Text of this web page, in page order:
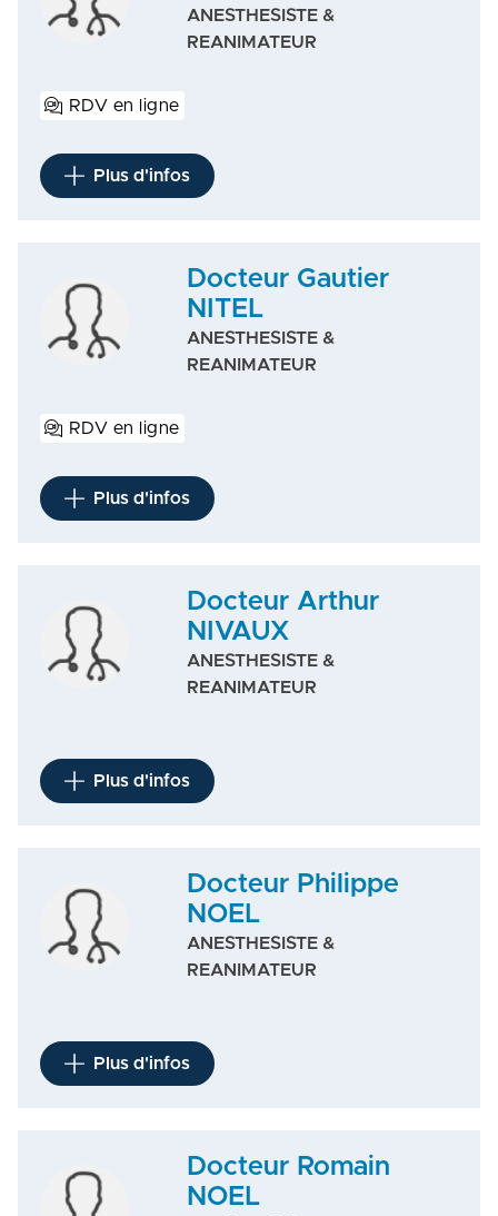
ANESTHESISTE &
REANIMATEUR
RDV en ligne
Plus d'infos
Docteur Gautier
NITEL
ANESTHESISTE &
REANIMATEUR
RDV en ligne
Plus d'infos
Docteur Arthur
NIVAUX
ANESTHESISTE &
REANIMATEUR
Plus d'infos
Docteur Philippe
NOEL
ANESTHESISTE &
REANIMATEUR
Plus d'infos
Docteur Romain
NOEL